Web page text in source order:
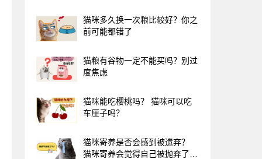
猫咪多久换一次粮比较好？你之
前可能都错了
猫粮有谷物一定不能买吗？别过
度焦虑
猫咪能吃樱桃吗？ 猫咪可以吃
车厘子吗？
猫咪寄养是否会感到被遗弃？
猫咪寄养会觉得自己被抛弃了